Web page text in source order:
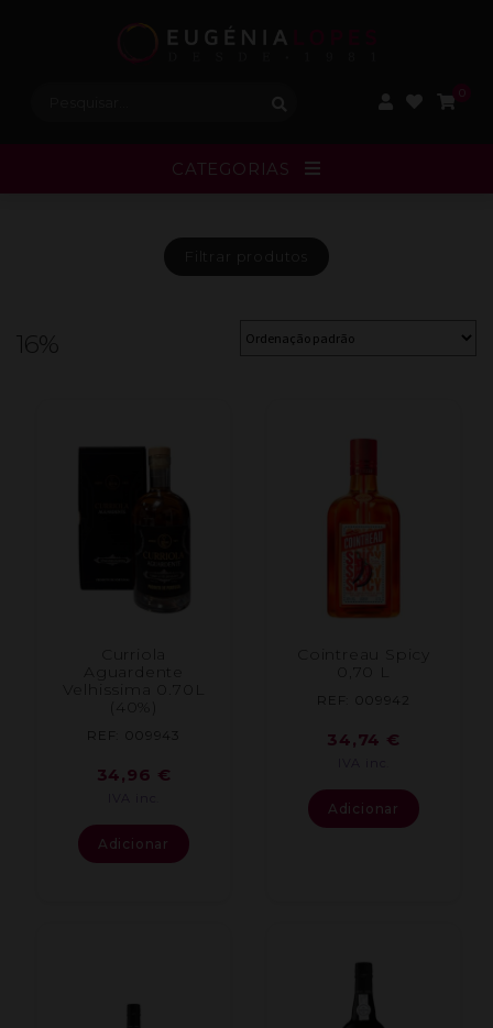
CATEGORIAS
Filtrar produtos
16%
Aguardente
Velhissima 0.70L
(40%)
REF: 009943
34,96 €
Adicionar
Cointreau Spicy
0,70 L
REF: 009942
34,74 €
Adicionar